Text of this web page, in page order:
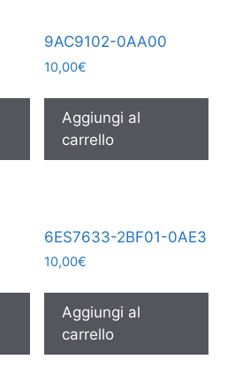
9AC9102-0AA00
10,00€
Aggiungi al
carrello
6ES7633-2BF01-0AE3
10,00€
Aggiungi al
carrello